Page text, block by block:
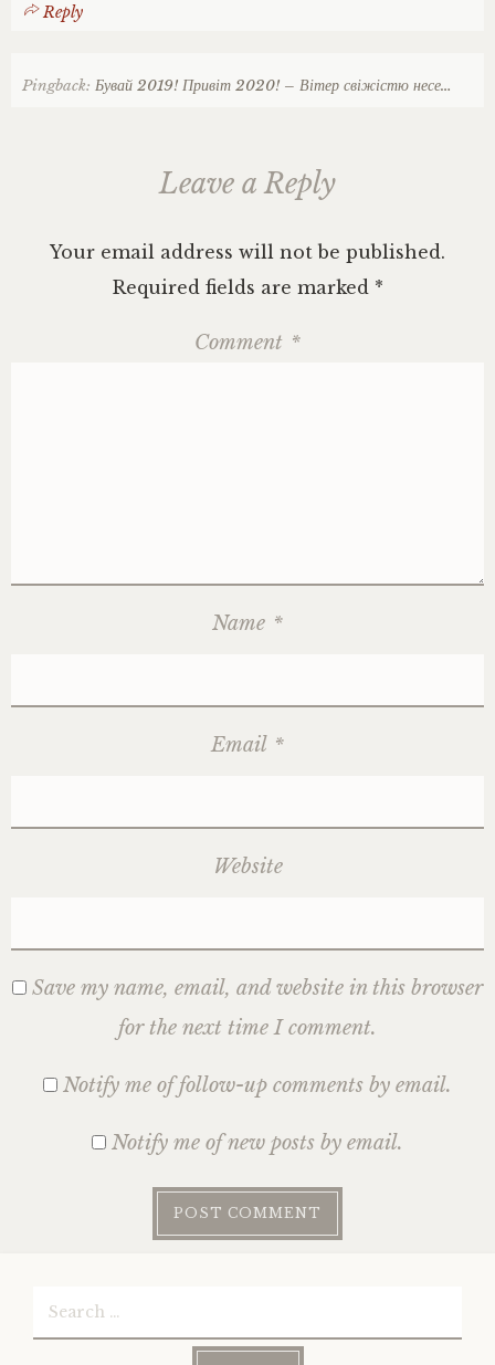
Reply
Pingback: Бувай 2019! Привіт 2020! – Вітер свіжістю несе…
Leave a Reply
Your email address will not be published.
Required fields are marked *
Comment *
Name *
Email *
Website
Save my name, email, and website in this browser
for the next time I comment.
Notify me of follow-up comments by email.
Notify me of new posts by email.